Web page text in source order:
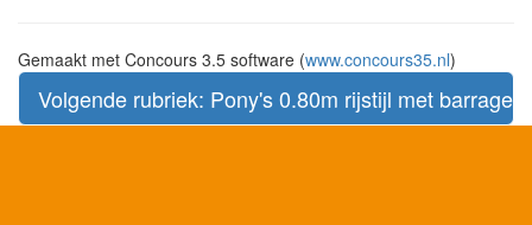
Gemaakt met Concours 3.5 software (www.concours35.nl)
Volgende rubriek: Pony's 0.80m rijstijl met barrage